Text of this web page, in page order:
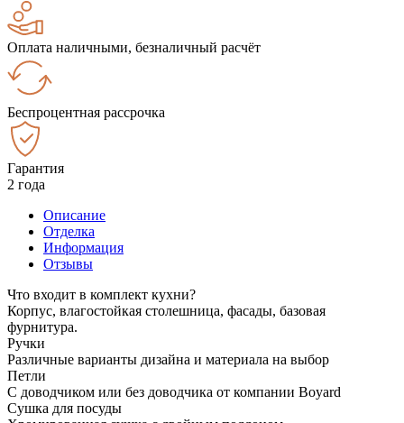
Оплата наличными, безналичный расчёт
Беспроцентная рассрочка
Гарантия
2 года
Описание
Отделка
Информация
Отзывы
Что входит в комплект кухни?
Корпус, влагостойкая столешница, фасады, базовая
фурнитура.
Ручки
Различные варианты дизайна и материала на выбор
Петли
С доводчиком или без доводчика от компании Boyard
Сушка для посуды